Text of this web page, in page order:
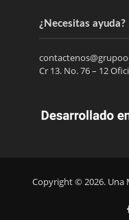
¿Necesitas ayuda?
Cr 13. No. 76 – 12
Copyright © 2026. Una